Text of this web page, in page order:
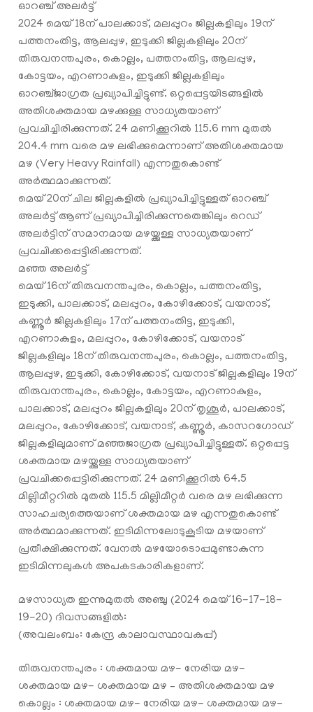
ഓറഞ്ച് അലർട്ട്
2024 മെയ് 18ന് പാലക്കാട്, മലപ്പുറം ജില്ലകളിലും 19ന്
പത്തനംതിട്ട, ആലപ്പുഴ, ഇടുക്കി ജില്ലകളിലും 20ന്
തിരുവനന്തപുരം, കൊല്ലം, പത്തനംതിട്ട, ആലപ്പുഴ,
കോട്ടയം, എറണാകുളം, ഇടുക്കി ജില്ലകളിലും
ഓറഞ്ച്ജാഗ്രത പ്രഖ്യാപിച്ചിട്ടുണ്ട്. ഒറ്റപ്പെട്ടയിടങ്ങളിൽ
അതിശക്തമായ മഴക്കുള്ള സാധ്യതയാണ്
പ്രവചിച്ചിരിക്കുന്നത്. 24 മണിക്കൂറിൽ 115.6 mm മുതൽ
204.4 mm വരെ മഴ ലഭിക്കുമെന്നാണ് അതിശക്തമായ
മഴ (Very Heavy Rainfall) എന്നതുകൊണ്ട്
അർത്ഥമാക്കുന്നത്.
മെയ് 20ന് ചില ജില്ലകളിൽ പ്രഖ്യാപിച്ചിട്ടുള്ളത് ഓറഞ്ച്
അലർട്ട് ആണ് പ്രഖ്യാപിച്ചിരിക്കുന്നതെങ്കിലും റെഡ്
അലർട്ടിന് സമാനമായ മഴയ്ക്കുള്ള സാധ്യതയാണ്
പ്രവചിക്കപ്പെട്ടിരിക്കുന്നത്.
മഞ്ഞ അലർട്ട്
മെയ് 16ന് തിരുവനന്തപുരം, കൊല്ലം, പത്തനംതിട്ട,
ഇടുക്കി, പാലക്കാട്, മലപ്പുറം, കോഴിക്കോട്, വയനാട്,
കണ്ണൂർ ജില്ലകളിലും 17ന് പത്തനംതിട്ട, ഇടുക്കി,
എറണാകുളം, മലപ്പുറം, കോഴിക്കോട്, വയനാട്
ജില്ലകളിലും 18ന് തിരുവനന്തപുരം, കൊല്ലം, പത്തനംതിട്ട,
ആലപ്പുഴ, ഇടുക്കി, കോഴിക്കോട്, വയനാട് ജില്ലകളിലും 19ന്
തിരുവനന്തപുരം, കൊല്ലം, കോട്ടയം, എറണാകുളം,
പാലക്കാട്, മലപ്പുറം ജില്ലകളിലും 20ന് തൃശൂർ, പാലക്കാട്,
മലപ്പുറം, കോഴിക്കോട്, വയനാട്, കണ്ണൂർ, കാസറഗോഡ്
ജില്ലകളിലുമാണ് മഞ്ഞജാഗ്രത പ്രഖ്യാപിച്ചിട്ടുള്ളത്. ഒറ്റപ്പെട്ട
ശക്തമായ മഴയ്ക്കുള്ള സാധ്യതയാണ്
പ്രവചിക്കപ്പെട്ടിരിക്കുന്നത്. 24 മണിക്കൂറിൽ 64.5
മില്ലിമീറ്ററിൽ മുതൽ 115.5 മില്ലിമീറ്റർ വരെ മഴ ലഭിക്കുന്ന
സാഹചര്യത്തെയാണ് ശക്തമായ മഴ എന്നതുകൊണ്ട്
അർത്ഥമാക്കുന്നത്. ഇടിമിന്നലോടുകൂടിയ മഴയാണ്
പ്രതീക്ഷിക്കുന്നത്. വേനൽ മഴയോടൊപ്പമുണ്ടാകുന്ന
ഇടിമിന്നലുകൾ അപകടകാരികളാണ്.
മഴസാധ്യത ഇന്നുമുതല്‍ അഞ്ചു (2024 മെയ് 16-17-18-
19-20) ദിവസങ്ങളില്‍:
(അവലംബം: കേന്ദ്ര കാലാവസ്ഥാവകുപ്പ്)
തിരുവനന്തപുരം : ശക്തമായ മഴ- നേരിയ മഴ-
ശക്തമായ മഴ- ശക്തമായ മഴ – അതിശക്തമായ മഴ
കൊല്ലം : ശക്തമായ മഴ- നേരിയ മഴ- ശക്തമായ മഴ-